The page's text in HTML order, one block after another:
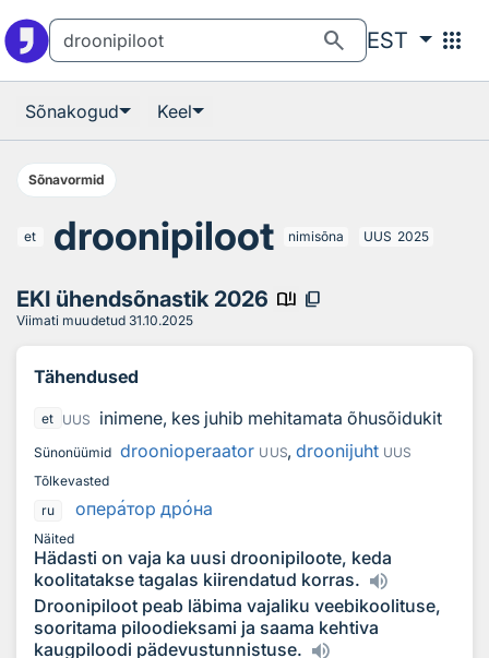
search EST apps
Sõnakogud Keel
Sõnavormid
et droonipiloot nimisõna UUS 2025
EKI ühendsõnastik 2026 book_ribbon content_copy
Viimati muudetud 31.10.2025
Tähendused
et UUS inimene, kes juhib mehitamata õhusõidukit
Sünonüümid droonioperaator UUS, droonijuht UUS
Tõlkevasted
ru
оператор дрона
Näited
Hädasti on vaja ka uusi droonipiloote, keda
koolitatakse tagalas kiirendatud korras.
Droonipiloot peab läbima vajaliku veebikoolituse,
sooritama piloodieksami ja saama kehtiva
kaugpiloodi pädevustunnistuse.